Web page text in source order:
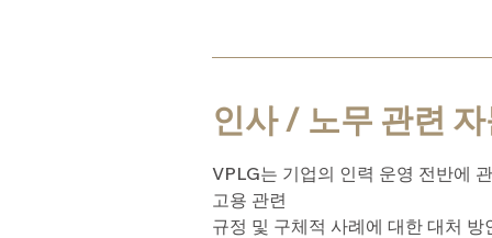
인사 / 노무 ​관련
VPLG는 기업의 인력 운영 전반에
고용 관련
규정 및 구체적 사례에 대한 대처